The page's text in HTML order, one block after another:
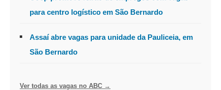
para centro logístico em São Bernardo
Assaí abre vagas para unidade da Pauliceia, em
São Bernardo
Ver todas as vagas no ABC →